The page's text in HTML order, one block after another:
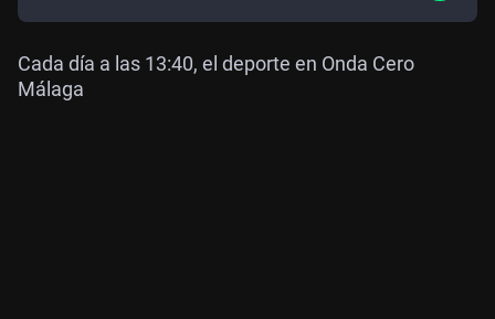
Cada día a las 13:40, el deporte en Onda Cero
Málaga